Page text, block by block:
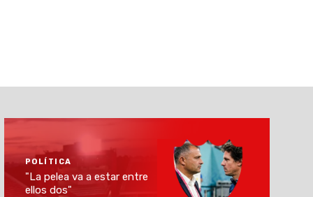
POLÍTICA
"La pelea va a estar entre
ellos dos"